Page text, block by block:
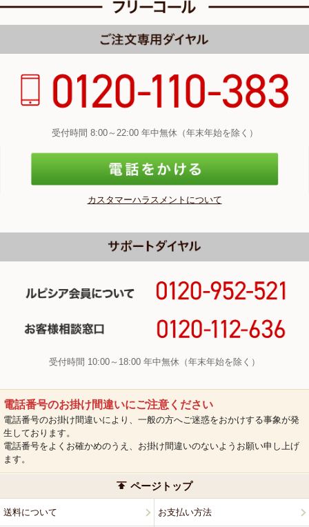
受付時間 8:00～22:00 年中無休（年末年始を除く）
カスタマーハラスメントについて
受付時間 10:00～18:00 年中無休（年末年始を除く）
電話番号のお掛け間違いにご注意ください
電話番号のお掛け間違いにより、一般の方へご迷惑をおかけする事象が発
生しております。
電話番号をよくお確かめのうえ、お掛け間違いのないようお願い申し上げ
ます。
ページトップ
送料について お支払い方法